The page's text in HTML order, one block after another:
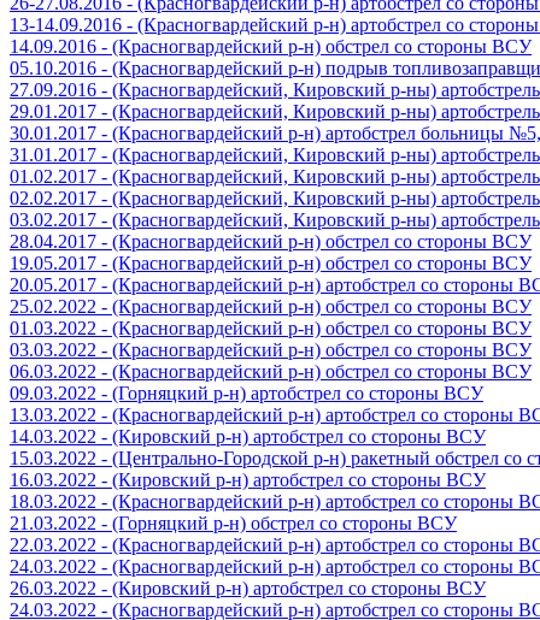
13-14.09.2016 - (Красногвардейский р-н) артобстрел со
14.09.2016 - (Красногвардейский р-н) обстрел со стороны ВСУ
05.10.2016 - (Красногвардейский р-н) подрыв
27.09.2016 - (Красногвардейский, Кировский р-ны)
29.01.2017 - (Красногвардейский, Кировский р-ны)
30.01.2017 - (Красногвардейский р-н) артобстрел больницы
31.01.2017 - (Красногвардейский, Кировский р-ны)
01.02.2017 - (Красногвардейский, Кировский р-ны)
02.02.2017 - (Красногвардейский, Кировский р-ны)
03.02.2017 - (Красногвардейский, Кировский р-ны)
28.04.2017 - (Красногвардейский р-н) обстрел со стороны ВСУ
19.05.2017 - (Красногвардейский р-н) обстрел со стороны ВСУ
20.05.2017 - (Красногвардейский р-н) артобстрел со стороны
25.02.2022 - (Красногвардейский р-н) обстрел со стороны ВСУ
01.03.2022 - (Красногвардейский р-н) обстрел со стороны ВСУ
03.03.2022 - (Красногвардейский р-н) обстрел со стороны ВСУ
06.03.2022 - (Красногвардейский р-н) обстрел со стороны ВСУ
09.03.2022 - (Горняцкий р-н) артобстрел со стороны ВСУ
13.03.2022 - (Красногвардейский р-н) артобстрел со стороны
14.03.2022 - (Кировский р-н) артобстрел со стороны ВСУ
15.03.2022 - (Центрально-Городской р-н) ракетный обстрел со
16.03.2022 - (Кировский р-н) артобстрел со стороны ВСУ
18.03.2022 - (Красногвардейский р-н) артобстрел со стороны
21.03.2022 - (Горняцкий р-н) обстрел со стороны ВСУ
22.03.2022 - (Красногвардейский р-н) артобстрел со стороны
24.03.2022 - (Красногвардейский р-н) артобстрел со стороны
26.03.2022 - (Кировский р-н) артобстрел со стороны ВСУ
24.03.2022 - (Красногвардейский р-н) артобстрел со стороны